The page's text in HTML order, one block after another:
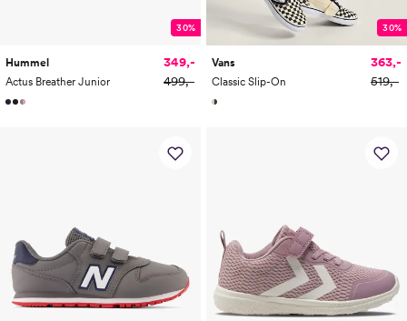
30%
Hummel
Actus Breather Junior
349,-
499,-
30%
Vans
Classic Slip-On
363,-
519,-